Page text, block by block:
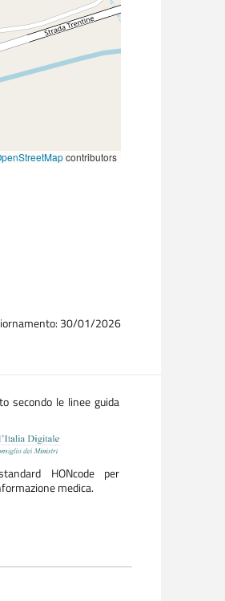
contributors
30/01/2026
secondo le linee guida
HONcode per
medica.